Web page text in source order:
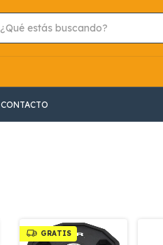
CONTACTO
GRATIS